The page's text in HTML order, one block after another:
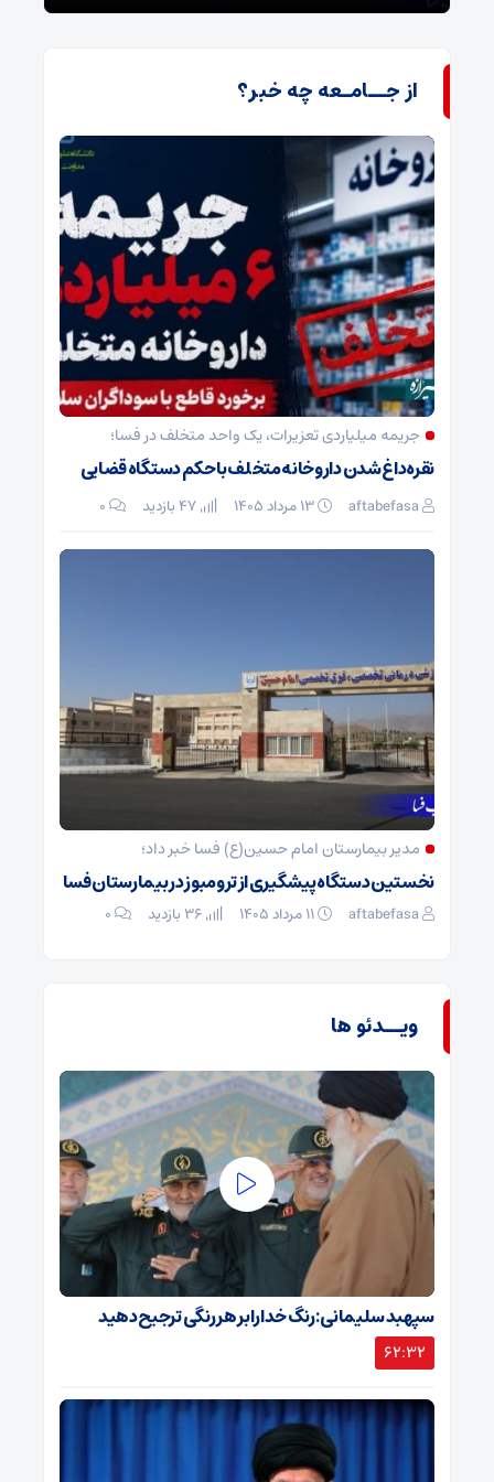
از جــامـعه چه خبر؟
جریمه میلیاردی تعزیرات، یک واحد متخلف در فسا؛
نقره‌داغ شدن داروخانه متخلف با حکم دستگاه قضایی
aftabefasa ۰
مدیر بیمارستان امام حسین(ع) فسا خبر داد؛
نخستین دستگاه پیشگیری از ترومبوز در بیمارستان فسا
aftabefasa ۰
ویــدئو ها
سپهبد سلیمانی: رنگ خدا را بر هر رنگی ترجیح دهید
62:32